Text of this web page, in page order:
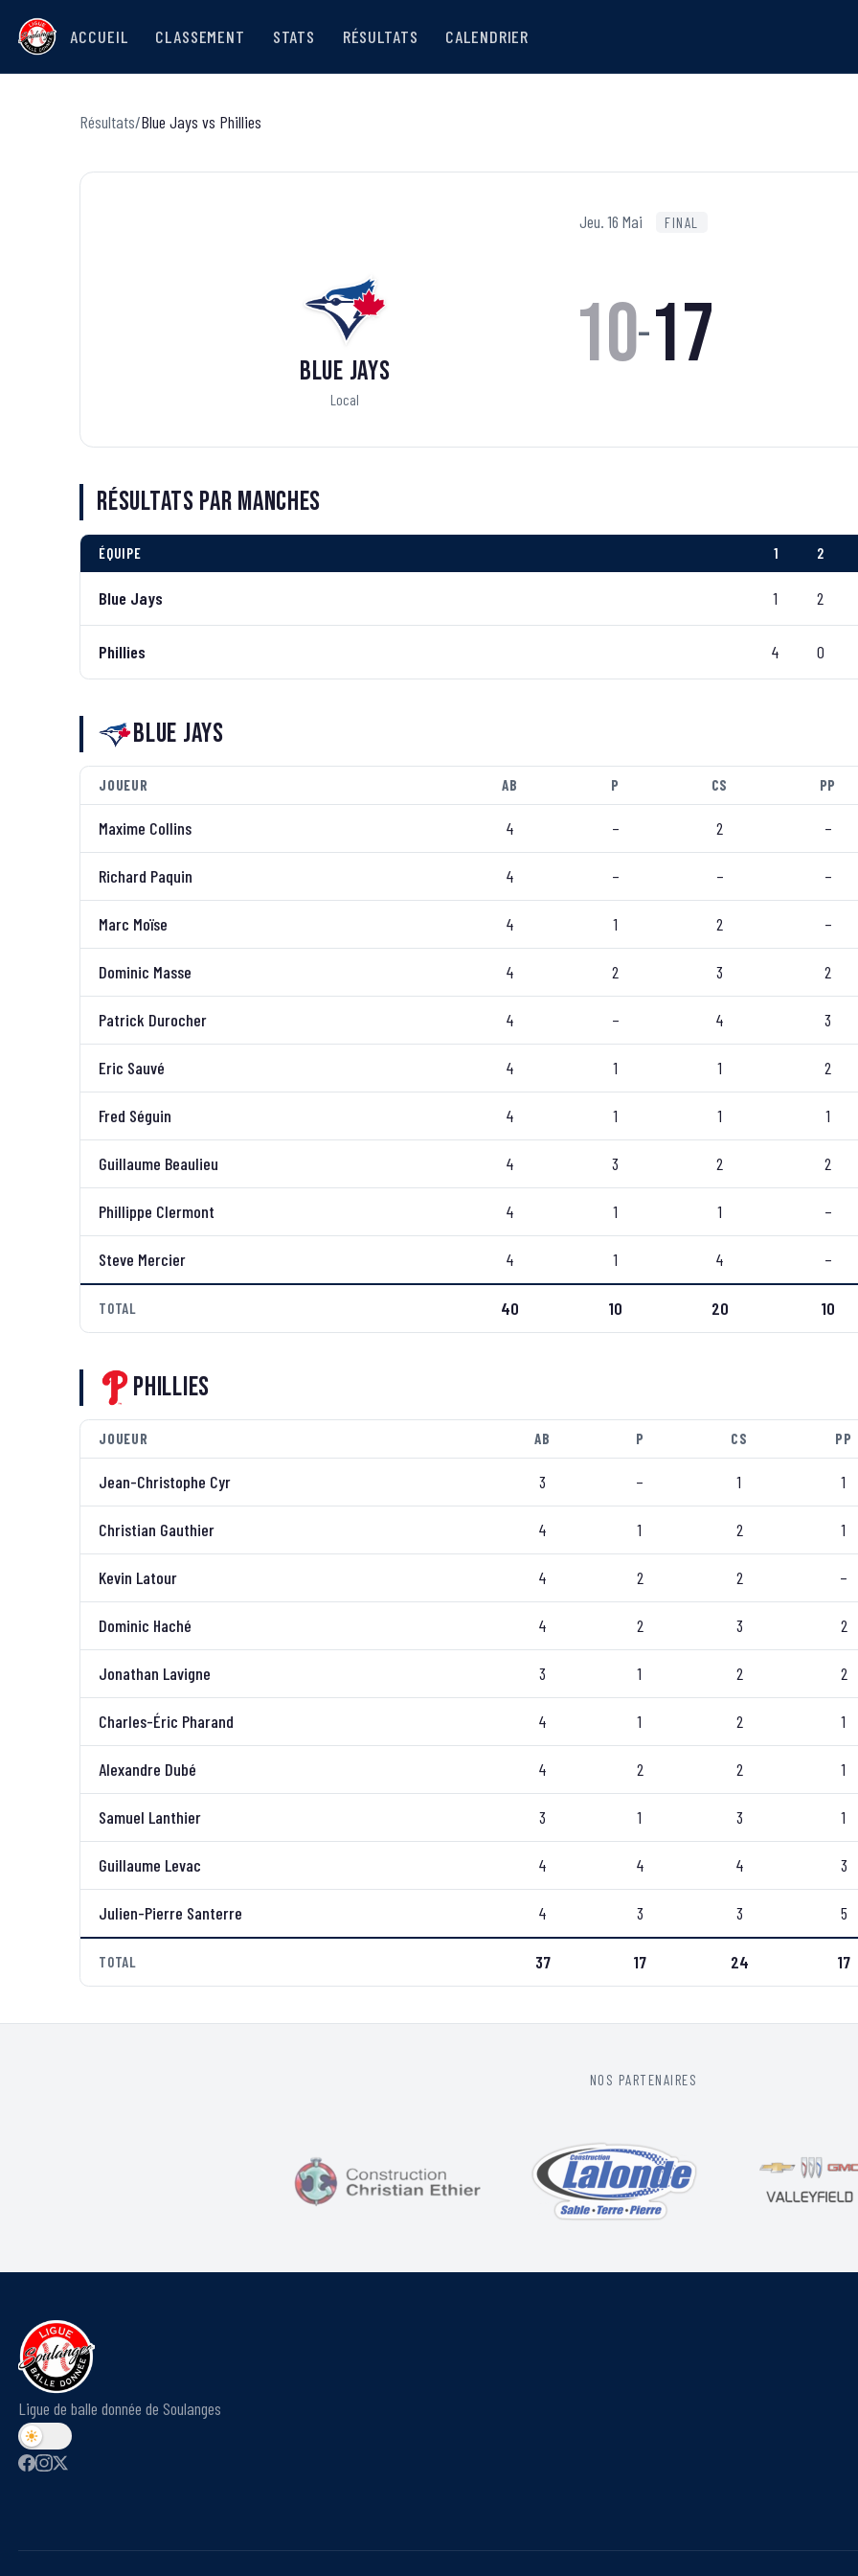
ACCUEIL CLASSEMENT STATS RÉSULTATS CALENDRIER
Résultats/Blue Jays vs Phillies
Jeu. 16 Mai FINAL
Blue Jays
Local
10–17
Résultats par manches
ÉQUIPE 1 2
Blue Jays 1 2
Phillies 4 0
Blue Jays
JOUEUR AB P CS PP
Maxime Collins 4 – 2 –
Richard Paquin 4 – – –
Marc Moïse 4 1 2 –
Dominic Masse 4 2 3 2
Patrick Durocher 4 – 4 3
Eric Sauvé 4 1 1 2
Fred Séguin 4 1 1 1
Guillaume Beaulieu 4 3 2 2
Phillippe Clermont 4 1 1 –
Steve Mercier 4 1 4 –
TOTAL 40 10 20 10
Phillies
JOUEUR AB P CS PP
Jean-Christophe Cyr 3 – 1 1
Christian Gauthier 4 1 2 1
Kevin Latour 4 2 2 –
Dominic Haché 4 2 3 2
Jonathan Lavigne 3 1 2 2
Charles-Éric Pharand 4 1 2 1
Alexandre Dubé 4 2 2 1
Samuel Lanthier 3 1 3 1
Guillaume Levac 4 4 4 3
Julien-Pierre Santerre 4 3 3 5
TOTAL 37 17 24 17
NOS PARTENAIRES
Ligue de balle donnée de Soulanges